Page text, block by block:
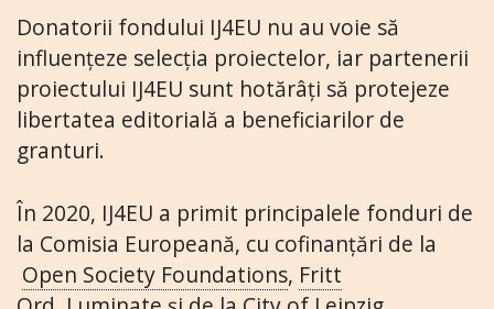
Donatorii fondului IJ4EU nu au voie să
influențeze selecția proiectelor, iar partenerii
proiectului IJ4EU sunt hotărâți să protejeze
libertatea editorială a beneficiarilor de
granturi.
În 2020, IJ4EU a primit principalele fonduri de
la Comisia Europeană, cu cofinanțări de la
Open Society Foundations, Fritt